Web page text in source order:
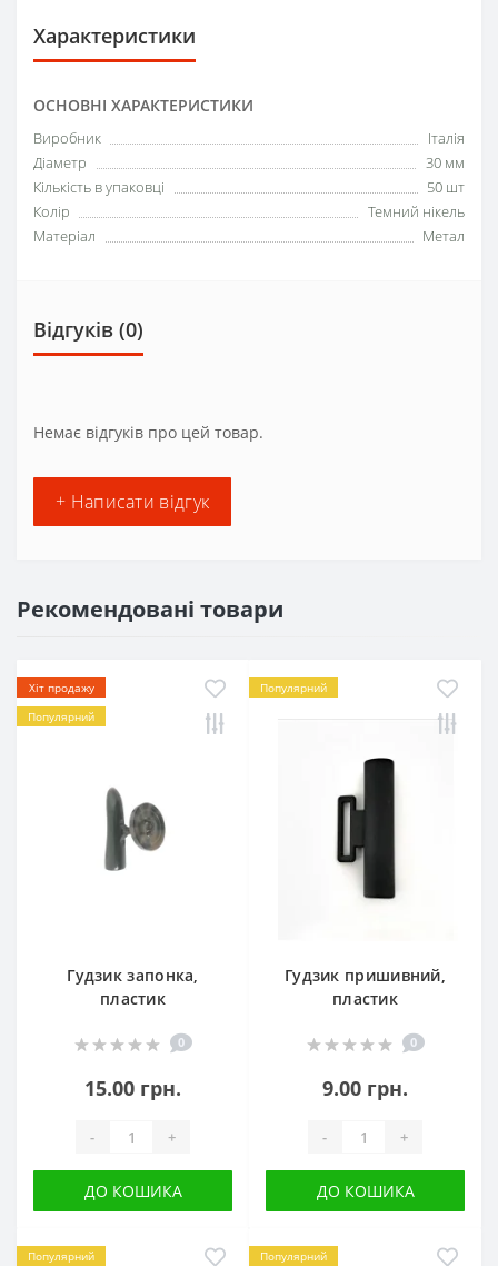
Характеристики
ОСНОВНІ ХАРАКТЕРИСТИКИ
Виробник
Італія
Діаметр
30 мм
Кількість в упаковці
50 шт
Колір
Темний нікель
Матеріал
Метал
Відгуків (0)
Немає відгуків про цей товар.
+ Написати відгук
Рекомендовані товари
Хіт продажу
Популярний
Гудзик запонка,
пластик
0
15.00 грн.
- +
ДО КОШИКА
Популярний
Гудзик пришивний,
пластик
0
9.00 грн.
- +
ДО КОШИКА
Популярний Популярний